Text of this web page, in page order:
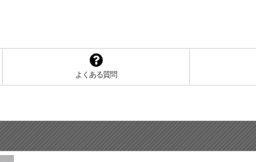
よくある質問